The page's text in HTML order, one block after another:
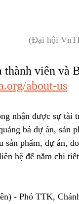
(Đại hội
viên và
about-us
nhận được sự tài
bá dự án, sản
sản phẩm, dự án,
hệ để nắm chi
- Phó TTK,